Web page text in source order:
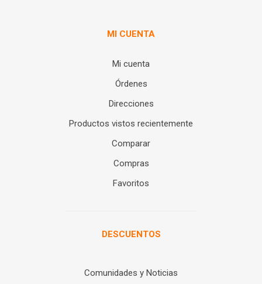
MI CUENTA
Mi cuenta
Órdenes
Direcciones
Productos vistos recientemente
Comparar
Compras
Favoritos
DESCUENTOS
Comunidades y Noticias